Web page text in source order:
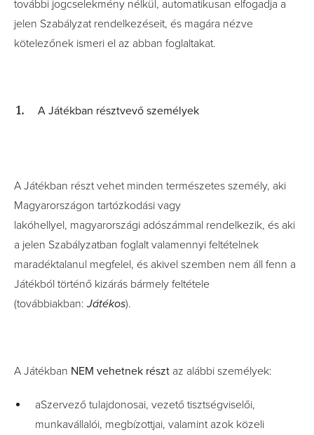
további jogcselekmény nélkül, automatikusan elfogadja a
jelen Szabályzat rendelkezéseit, és magára nézve
kötelezőnek ismeri el az abban foglaltakat.
A Játékban résztvevő személyek
A Játékban részt vehet minden természetes személy, aki
Magyarországon tartózkodási vagy
lakóhellyel, magyarországi adószámmal rendelkezik, és aki
a jelen Szabályzatban foglalt valamennyi feltételnek
maradéktalanul megfelel, és akivel szemben nem áll fenn a
Játékból történő kizárás bármely feltétele
(továbbiakban:Játékos).
A Játékban NEM vehetnek részt az alábbi személyek:
aSzervező tulajdonosai, vezető tisztségviselői,
munkavállalói, megbízottjai, valamint azok közeli